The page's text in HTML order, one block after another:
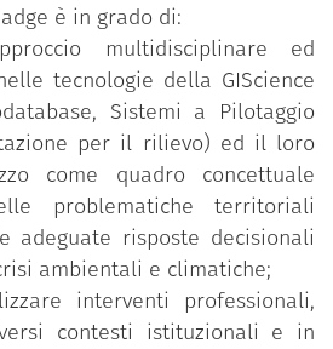
i nuovi Professionisti della
Geografica nei diversi
Information Manager,
Officer, Geographic
Geographic Information
Analyst) in grado di utilizzare
soluzioni tecnologiche e
nell'affrontare questioni
e individuare soluzioni
enti pubblici, cittadinanza.
è in grado di:
multidisciplinare ed
tecnologie della GIScience
Sistemi a Pilotaggio
per il rilievo) ed il loro
come quadro concettuale
problematiche territoriali
adeguate risposte decisionali
ambientali e climatiche;
interventi professionali,
contesti istituzionali e in